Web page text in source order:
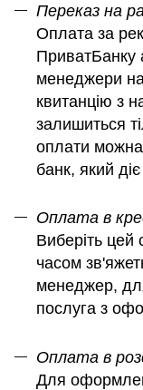
Переказ на
Оплата за
ПриватБанку
менеджери
квитанцію з
залишиться
оплати можна
банк, який
Оплата в
Виберіть цей
часом
менеджер,
послуга з
Оплата в
Для